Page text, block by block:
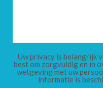
Uw privacy is belangrijk
best om zorgvuldig en in
wetgeving met uw
informatie is